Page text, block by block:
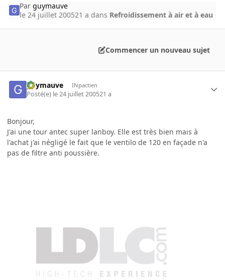
Parguymauve
le 24 juillet 200521 a dans Refroidissement à air et à eau
Commencer un nouveau sujet
guymauve INpactien
Posté(e) le 24 juillet 200521 a
Bonjour,
J'ai une tour antec super lanboy. Elle est très bien mais à
l'achat j'ai négligé le fait que le ventilo de 120 en façade n'a
pas de filtre anti poussière.